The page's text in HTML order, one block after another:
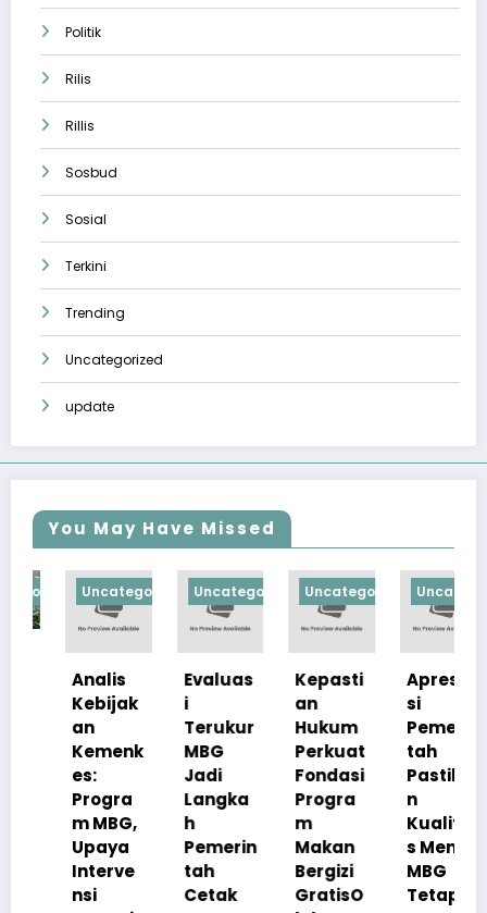
Politik
Rilis
Rillis
Sosbud
Sosial
Terkini
Trending
Uncategorized
update
You May Have Missed
Uncategorized
Analis
Kebijak
Kemenk
Progra
m MBG,
Upaya
Interve
Uncategorized
Evaluas
Terukur
MBG
Jadi
Langka
Pemerin
Cetak
Uncategorized
Kepasti
Hukum
Perkuat
Fondasi
Progra
Makan
Bergizi
GratisO
Apresia
Pemerin
Pastika
Kualita
s Menu
MBG
Tetap